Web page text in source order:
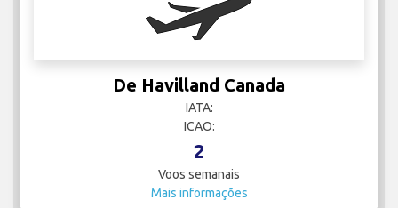
De Havilland Canada
IATA:
ICAO:
2
Voos semanais
Mais informações